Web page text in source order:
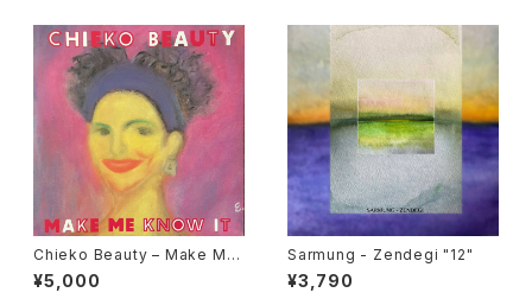
Chieko Beauty ‎– Make Me
Know It "used 7"
¥5,000
Sarmung - Zendegi "12"
¥3,790